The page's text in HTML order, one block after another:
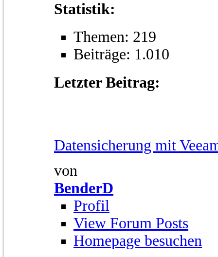
Statistik:
Themen: 219
Beiträge: 1.010
Letzter Beitrag:
Datensicherung mit
von
BenderD
Profil
View Forum Posts
Homepage besuchen